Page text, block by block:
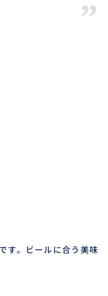
”
す。ビールに合う美味